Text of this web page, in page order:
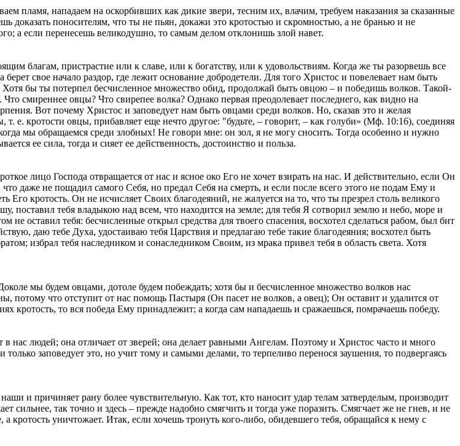
пламя, нападаем на оскорбивших как дикие звери, тесним их, влачим, требуем наказания за сказанные
доказать поносителям, что ты не пьян, докажи это кротостью и скромностью, а не бранью и не
а если перенесешь великодушно, то самым делом отклонишь злой навет.
благам, пристрастие или к славе, или к богатству, или к удовольствиям. Когда же ты разорвешь все
свое начало раздор, где лежит основание добродетели. Для того Христос и повелевает нам быть
бы ты потерпел бесчисленное множество обид, продолжай быть овцою – и победишь волков. Такой-
смиреннее овцы? Что свирепее волка? Однако первая преодолевает последнего, как видно на
Вот почему Христос и заповедует нам быть овцами среди волков. Но, сказав это и желая
е. кротости овцы, прибавляет еще нечто другое: "будьте, – говорит, – как голуби» (Мф. 10:16), соединяя
мы обращаемся среди злобных! Не говори мне: он зол, я не могу сносить. Тогда особенно и нужно
ее сила, тогда и сияет ее действенность, достоинство и польза.
лицо Господа отвращается от нас и ясное око Его не хочет взирать на нас. И действительно, если Он
даже не пощадил самого Себя, но предал Себя на смерть, и если после всего этого не подам Ему и
Его кротость. Он не исчисляет Своих благодеяний, не жалуется на то, что ты презрел столь великого
поставил тебя владыкою над всем, что находится на земле; для тебя Я сотворил землю и небо, море и
не оставил тебя: бесчисленные открыл средства для твоего спасения, восхотел сделаться рабом, был бит
даю тебе Духа, удостаиваю тебя Царствия и предлагаю тебе такие благодеяния; восхотел быть
избрал тебя наследником и сонаследником Своим, из мрака привел тебя в область света. Хотя
мы будем овцами, дотоле будем побеждать; хотя бы и бесчисленное множество волков нас
что отступит от нас помощь Пастыря (Он пасет не волков, а овец); Он оставит и удалится от
кротость, то вся победа Ему принадлежит; а когда сам нападаешь и сражаешься, помрачаешь победу.
нас людей; она отличает от зверей; она делает равными Ангелам. Поэтому и Христос часто и много
заповедует это, но учит тому и самыми делами, то терпеливо перенося заушения, то подвергаясь
и причиняет рану более чувствительную. Как тот, кто наносит удар телам затверделым, производит
сильнее, так точно и здесь – прежде надобно смягчить и тогда уже поразить. Смягчает же не гнев, и не
кротость уничтожает. Итак, если хочешь тронуть кого-либо, обидевшего тебя, обращайся к нему с